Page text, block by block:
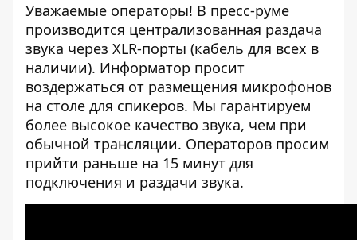
Уважаемые операторы! В пресс-руме
производится централизованная раздача
звука через XLR-порты (кабель для всех в
наличии). Информатор просит
воздержаться от размещения микрофонов
на столе для спикеров. Мы гарантируем
более высокое качество звука, чем при
обычной трансляции. Операторов просим
прийти раньше на 15 минут для
подключения и раздачи звука.